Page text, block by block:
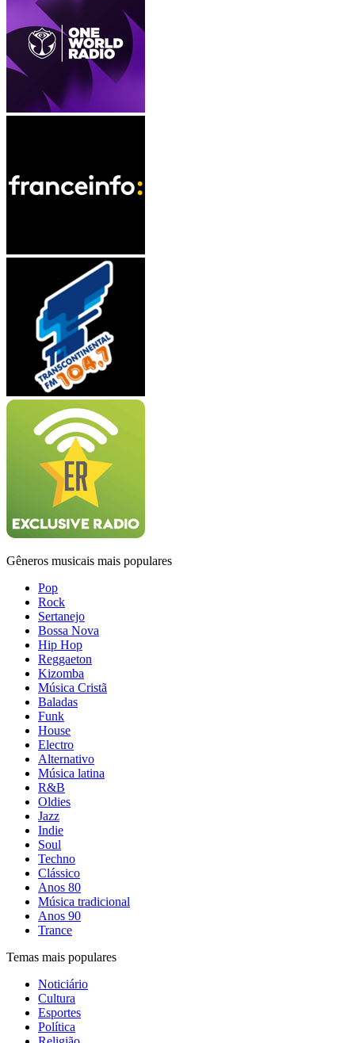
Gêneros musicais mais populares
Pop
Rock
Sertanejo
Bossa Nova
Hip Hop
Reggaeton
Kizomba
Música Cristã
Baladas
Funk
House
Electro
Alternativo
Música latina
R&B
Oldies
Jazz
Indie
Soul
Techno
Clássico
Anos 80
Música tradicional
Anos 90
Trance
Temas mais populares
Noticiário
Cultura
Esportes
Política